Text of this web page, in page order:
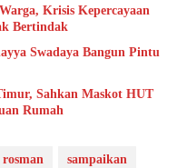
Krisis Kepercayaan
Bertindak
Swadaya Bangun Pintu
Sahkan Maskot HUT
Rumah
rosman sampaikan